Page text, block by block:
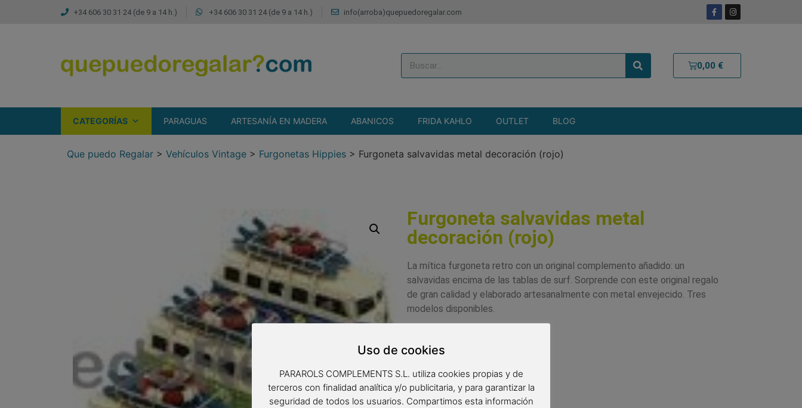
+34 606 30 31 24 (de 9 a 14 h.) +34 606 30 31 24 (de 9 a 14 h.) info(arroba)quepuedoregalar.com
0,00 €
CATEGORÍAS PARAGUAS ARTESANÍA EN MADERA ABANICOS FRIDA KAHLO OUTLET BLOG
Que puedo Regalar > Vehículos Vintage > Furgonetas Hippies > Furgoneta salvavidas metal decoración (rojo)
Furgoneta salvavidas metal
decoración (rojo)
La mítica furgoneta retro con un original complemento añadido: un
salvavidas encima de las tablas de surf. Sorprende con este original regalo
de gran calidad y elaborado artesanalmente con metal envejecido. Tres
modelos disponibles.
9.5 x 17 x 6.5 cm.
14,00€
Uso de cookies
PARAROLS COMPLEMENTS S.L. utiliza cookies propias y de
terceros con finalidad analítica y/o publicitaria, y para garantizar la
seguridad de todos los usuarios. Compartimos esta información